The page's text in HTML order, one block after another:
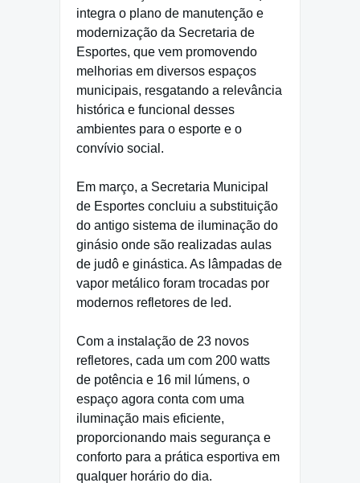
integra o plano de manutenção e
modernização da Secretaria de
Esportes, que vem promovendo
melhorias em diversos espaços
municipais, resgatando a relevância
histórica e funcional desses
ambientes para o esporte e o
convívio social.
Em março, a Secretaria Municipal
de Esportes concluiu a substituição
do antigo sistema de iluminação do
ginásio onde são realizadas aulas
de judô e ginástica. As lâmpadas de
vapor metálico foram trocadas por
modernos refletores de led.
Com a instalação de 23 novos
refletores, cada um com 200 watts
de potência e 16 mil lúmens, o
espaço agora conta com uma
iluminação mais eficiente,
proporcionando mais segurança e
conforto para a prática esportiva em
qualquer horário do dia.